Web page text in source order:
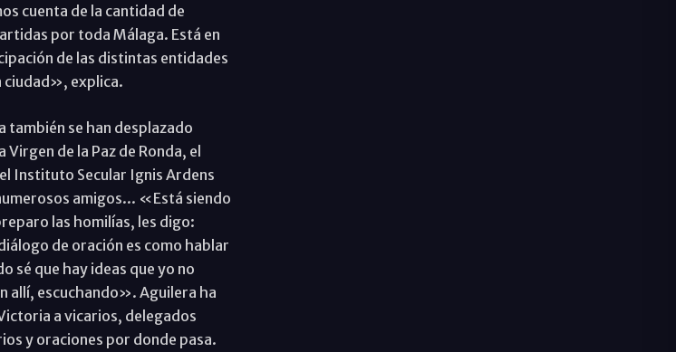
cuenta de la cantidad de
por toda Málaga. Está en
de las distintas entidades
ciudad», explica.
también se han desplazado
de la Paz de Ronda, el
Instituto Secular Ignis Ardens
amigos... «Está siendo
las homilías, les digo:
de oración es como hablar
sé que hay ideas que yo no
allí, escuchando». Aguilera ha
a vicarios, delegados
y oraciones por donde pasa.